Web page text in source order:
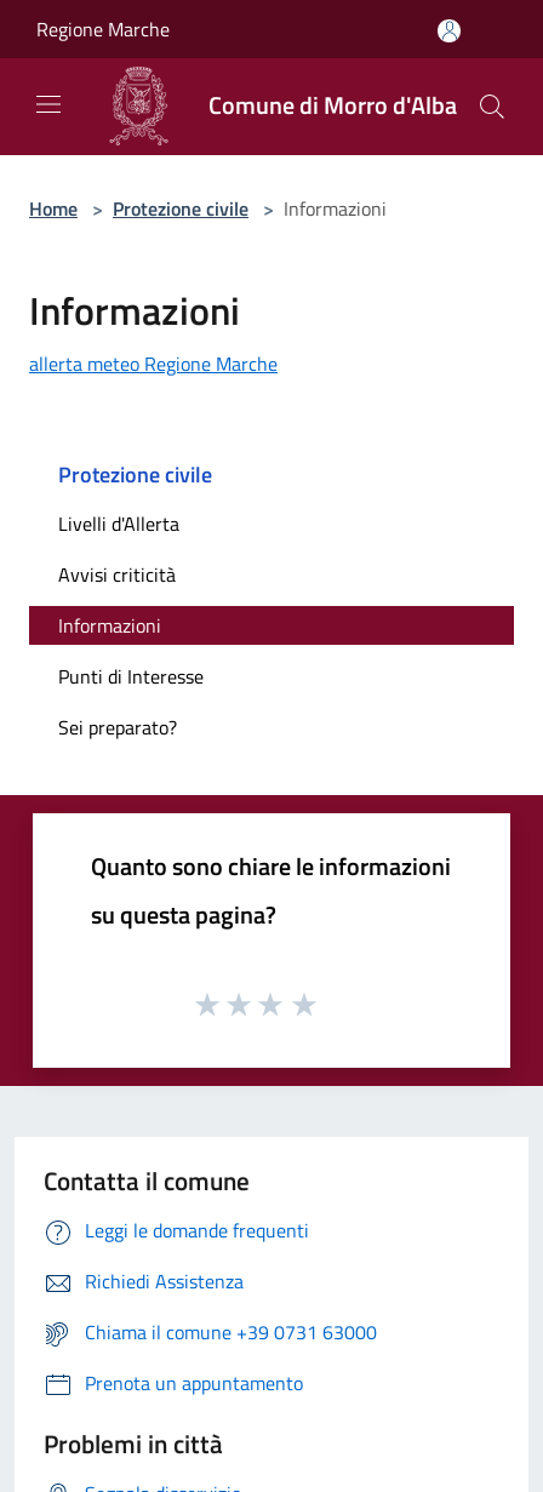
Regione Marche
Comune di Morro d'Alba
Home > Protezione civile > Informazioni
Informazioni
allerta meteo Regione Marche
Protezione civile
Livelli d'Allerta
Avvisi criticità
Informazioni
Punti di Interesse
Sei preparato?
Quanto sono chiare le informazioni
su questa pagina?
Contatta il comune
Leggi le domande frequenti
Richiedi Assistenza
Chiama il comune +39 0731 63000
Prenota un appuntamento
Problemi in città